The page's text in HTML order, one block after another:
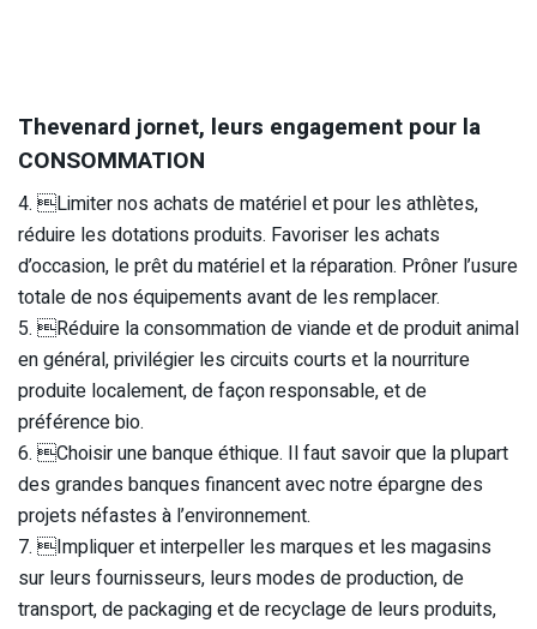
Thevenard jornet, leurs engagement pour la
CONSOMMATION
4. Limiter nos achats de matériel et pour les athlètes,
réduire les dotations produits. Favoriser les achats
d’occasion, le prêt du matériel et la réparation. Prôner l’usure
totale de nos équipements avant de les remplacer.
5. Réduire la consommation de viande et de produit animal
en général, privilégier les circuits courts et la nourriture
produite localement, de façon responsable, et de
préférence bio.
6. Choisir une banque éthique. Il faut savoir que la plupart
des grandes banques financent avec notre épargne des
projets néfastes à l’environnement.
7. Impliquer et interpeller les marques et les magasins
sur leurs fournisseurs, leurs modes de production, de
transport, de packaging et de recyclage de leurs produits,